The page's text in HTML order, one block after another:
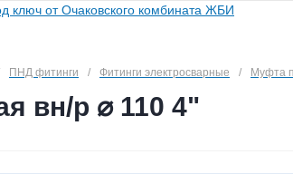
ПНД фитинги / Фитинги электросварные / Муфта
вн/р ⌀ 110 4"